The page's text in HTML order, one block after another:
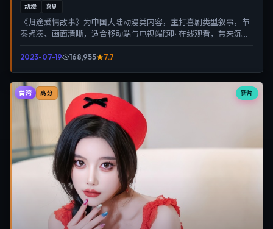
动漫 喜剧
《归途爱情故事》为中国大陆动漫类内容，主打喜剧类型叙事，节
奏紧凑、画面清晰，适合移动端与电视端随时在线观看，带来沉浸
2023-07-19 168,955 7.7
新片
台湾 高分